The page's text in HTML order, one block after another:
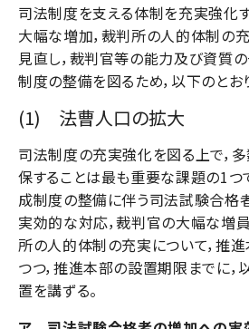
司法制度を支える体制を充実強化
大幅な増加，裁判所の人的体制の
見直し，裁判官等の能力及び資質
制度の整備を図るため，以下のとお
(1) 法曹人口の拡大
司法制度の充実強化を図る上で，
保することは最も重要な課題の1つ
成制度の整備に伴う司法試験合格
実効的な対応，裁判官の大幅な増
所の人的体制の充実について，推
つつ，推進本部の設置期限までに
置を講ずる。